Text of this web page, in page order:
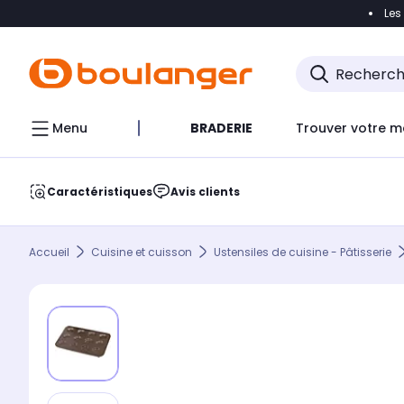
Accéder
Menu BRADERIE Trouver votre
Caractéristiques Avis clients
Accueil Cuisine et cuisson Ustensiles de cuisine - Pâtisserie